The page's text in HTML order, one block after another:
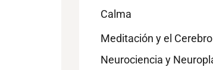
Calma
Meditación y el
Neurociencia y